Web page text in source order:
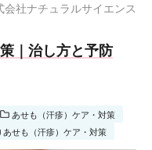
会社ナチュラルサイエンス
｜治し方と予防
あせも（汗疹）ケア・対策
あせも（汗疹）ケア・対策